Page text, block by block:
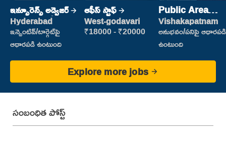
ఇన్సూరెన్స్ అడ్వైజర్
Hyderabad
ఇన్సెంటివ్/టార్గెట్‌పై
ఆధారపడి ఉంటుంది
ఆఫీస్ స్టాఫ్
West-godavari
₹18000 - ₹20000
Public Area
Cleaner
Vishakapatnam
అనుభవం/పనిపై ఆధారపడి
ఉంటుంది
Explore more jobs
సంబంధిత పోస్ట్